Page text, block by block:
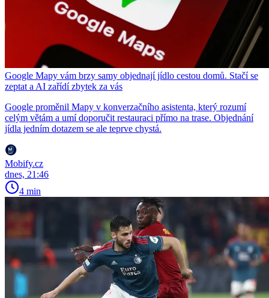
Google Mapy vám brzy samy objednají jídlo cestou domů. Stačí se
zeptat a AI zařídí zbytek za vás
Google proměnil Mapy v konverzačního asistenta, který rozumí
celým větám a umí doporučit restauraci přímo na trase. Objednání
jídla jedním dotazem se ale teprve chystá.
Mobify.cz
dnes, 21:46
4 min